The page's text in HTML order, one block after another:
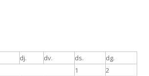
dj. dv. ds. dg.
1
2